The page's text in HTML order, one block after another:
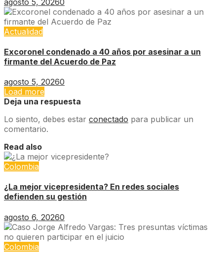
Actualidad
Excoronel condenado a 40 años por asesinar a un
firmante del Acuerdo de Paz
agosto 5, 20260
Load more
Deja una respuesta
Lo siento, debes estar conectado para publicar un
comentario.
Read also
Colombia
¿La mejor vicepresidenta? En redes sociales
defienden su gestión
agosto 6, 20260
Colombia